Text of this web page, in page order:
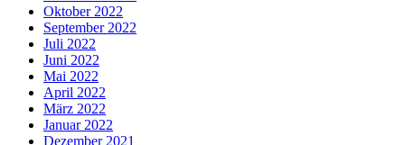
Oktober 2022
September 2022
Juli 2022
Juni 2022
Mai 2022
April 2022
März 2022
Januar 2022
Dezember 2021